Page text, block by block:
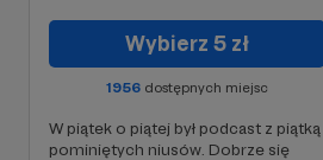
Wybierz 5 zł
1956 dostępnych miejsc
W piątek o piątej był podcast z piątką
pominiętych niusów. Dobrze się